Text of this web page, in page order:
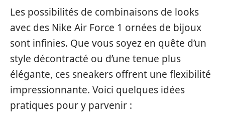
Les possibilités de combinaisons de looks
avec des Nike Air Force 1 ornées de bijoux
sont infinies. Que vous soyez en quête d’un
style décontracté ou d’une tenue plus
élégante, ces sneakers offrent une flexibilité
impressionnante. Voici quelques idées
pratiques pour y parvenir :